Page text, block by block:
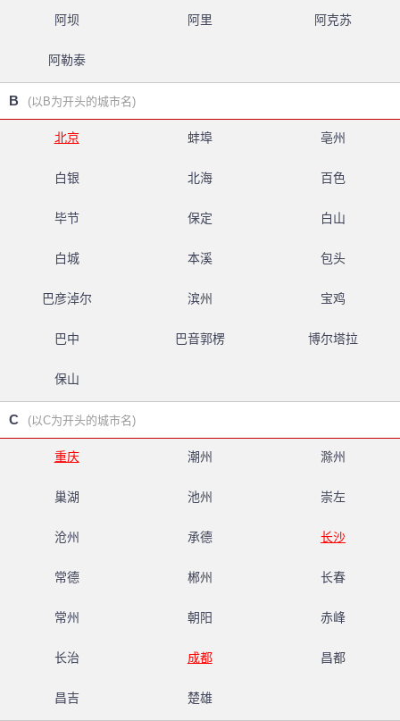
阿坝 阿里 阿克苏
阿勒泰
B (以B为开头的城市名)
北京 蚌埠 亳州
白银 北海 百色
毕节 保定 白山
白城 本溪 包头
巴彦淖尔 滨州 宝鸡
巴中 巴音郭楞 博尔塔拉
保山
C (以C为开头的城市名)
重庆 潮州 滁州
巢湖 池州 崇左
沧州 承德 长沙
常德 郴州 长春
常州 朝阳 赤峰
长治 成都 昌都
昌吉 楚雄